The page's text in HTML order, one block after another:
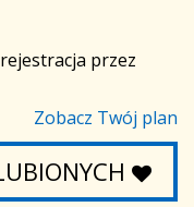
przez
Zobacz Twój plan